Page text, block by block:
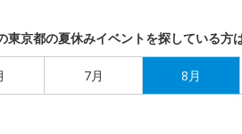
東京都の夏休みイベントを探している方
7月 8月